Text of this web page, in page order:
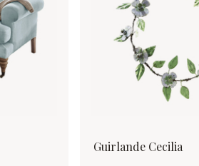
Guirlande Cecilia